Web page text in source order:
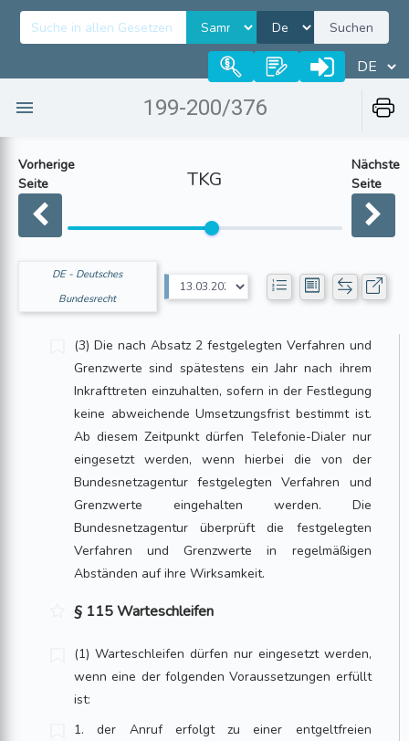
Suchen
199-200/376
Vorherige
Seite
TKG
Nächste
Seite
DE - Deutsches
Bundesrecht
(3) Die nach Absatz 2 festgelegten Verfahren und
Grenzwerte sind spätestens ein Jahr nach ihrem
Inkrafttreten einzuhalten, sofern in der Festlegung
keine abweichende Umsetzungsfrist bestimmt ist.
Ab diesem Zeitpunkt dürfen Telefonie-Dialer nur
eingesetzt werden, wenn hierbei die von der
Bundesnetzagentur festgelegten Verfahren und
Grenzwerte eingehalten werden. Die
Bundesnetzagentur überprüft die festgelegten
Verfahren und Grenzwerte in regelmäßigen
Abständen auf ihre Wirksamkeit.
§ 115 Warteschleifen
(1) Warteschleifen dürfen nur eingesetzt werden,
wenn eine der folgenden Voraussetzungen erfüllt
ist:
1. der Anruf erfolgt zu einer entgeltfreien